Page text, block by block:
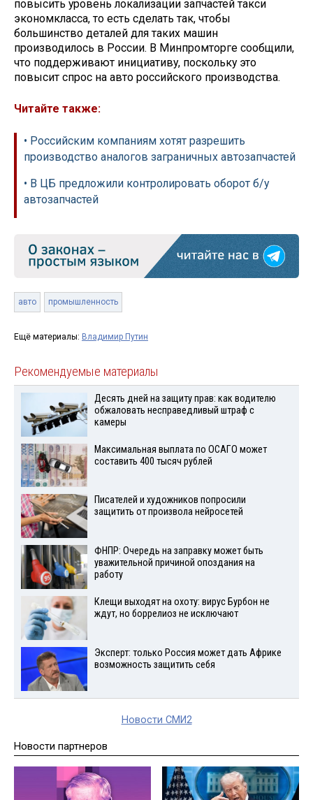
повысить уровень локализации запчастей такси
экономкласса, то есть сделать так, чтобы
большинство деталей для таких машин
производилось в России. В Минпромторге сообщили,
что поддерживают инициативу, поскольку это
повысит спрос на авто российского производства.
Читайте также:
• Российским компаниям хотят разрешить
производство аналогов заграничных автозапчастей
• В ЦБ предложили контролировать оборот б/у
автозапчастей
авто промышленность
Ещё материалы: Владимир Путин
Рекомендуемые материалы
Десять дней на защиту прав: как водителю
обжаловать несправедливый штраф с
камеры
Максимальная выплата по ОСАГО может
составить 400 тысяч рублей
Писателей и художников попросили
защитить от произвола нейросетей
ФНПР: Очередь на заправку может быть
уважительной причиной опоздания на
работу
Клещи выходят на охоту: вирус Бурбон не
ждут, но боррелиоз не исключают
Эксперт: только Россия может дать Африке
возможность защитить себя
Новости СМИ2
Новости партнеров